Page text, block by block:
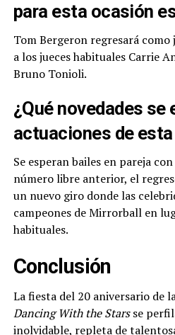
para esta ocasión
Tom Bergeron regresará
a los jueces habituales Carrie
Bruno Tonioli.
¿Qué novedades se
actuaciones de
Se esperan bailes en pareja
número libre anterior, el
un nuevo giro donde las
campeones de Mirrorball en
habituales.
Conclusión
La fiesta del 20 aniversario de
Dancing With the Starsse
inolvidable, repleta de